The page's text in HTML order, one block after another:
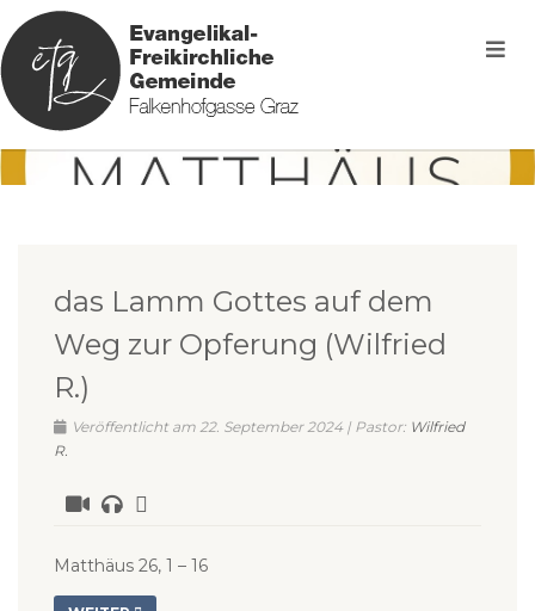
das Lamm Gottes auf dem
Weg zur Opferung (Wilfried
R.)
Veröffentlicht am 22. September 2024 | Pastor: Wilfried
R.
Matthäus 26, 1 – 16